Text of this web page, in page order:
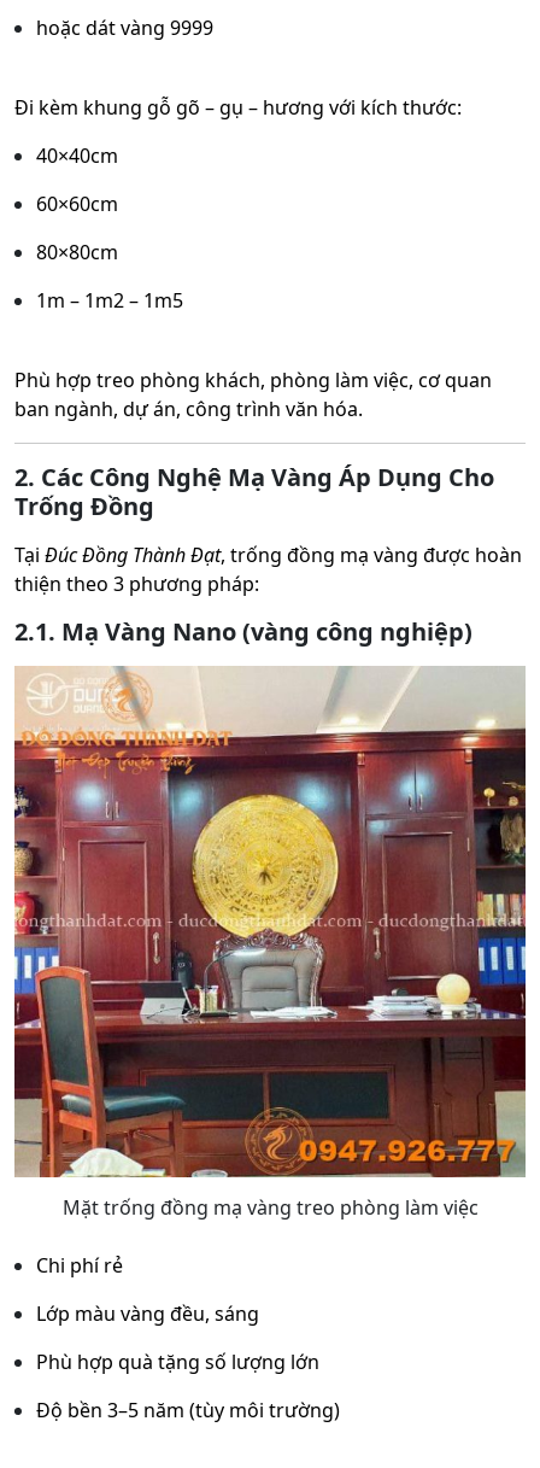
hoặc dát vàng 9999
Đi kèm khung gỗ gõ – gụ – hương với kích thước:
40×40cm
60×60cm
80×80cm
1m – 1m2 – 1m5
Phù hợp treo phòng khách, phòng làm việc, cơ quan
ban ngành, dự án, công trình văn hóa.
2. Các Công Nghệ Mạ Vàng Áp Dụng Cho
Trống Đồng
Tại Đúc Đồng Thành Đạt, trống đồng mạ vàng được hoàn
thiện theo 3 phương pháp:
2.1. Mạ Vàng Nano (vàng công nghiệp)
Mặt trống đồng mạ vàng treo phòng làm việc
Chi phí rẻ
Lớp màu vàng đều, sáng
Phù hợp quà tặng số lượng lớn
Độ bền 3–5 năm (tùy môi trường)